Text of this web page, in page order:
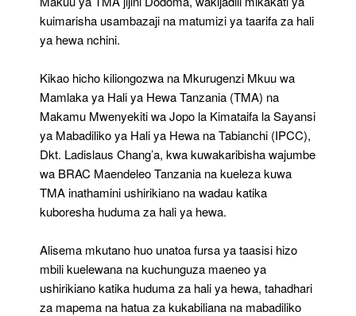
kuimarisha usambazaji na matumizi ya taarifa za hali
ya hewa nchini.
Kikao hicho kiliongozwa na Mkurugenzi Mkuu wa
Mamlaka ya Hali ya Hewa Tanzania (TMA) na
Makamu Mwenyekiti wa Jopo la Kimataifa la Sayansi
ya Mabadiliko ya Hali ya Hewa na Tabianchi (IPCC),
Dkt. Ladislaus Chang’a, kwa kuwakaribisha wajumbe
wa BRAC Maendeleo Tanzania na kueleza kuwa
TMA inathamini ushirikiano na wadau katika
kuboresha huduma za hali ya hewa.
Alisema mkutano huo unatoa fursa ya taasisi hizo
mbili kuelewana na kuchunguza maeneo ya
ushirikiano katika huduma za hali ya hewa, tahadhari
za mapema na hatua za kukabiliana na mabadiliko